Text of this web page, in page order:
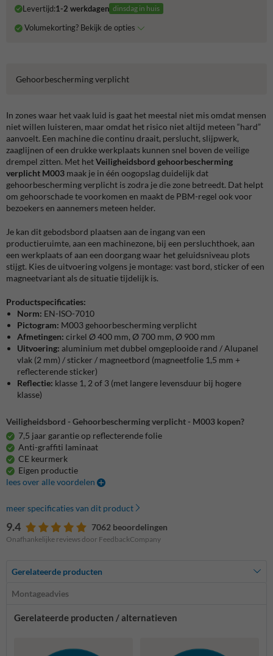
Levertijd:1-2 werkdagen dinsdag in huis
Volumekorting? Bekijk de opties
Gehoorbescherming verplicht
In zones waar het vaak luid is gaat het meestal niet mis omdat mensen
niet willen luisteren, maar omdat het risico niet altijd meteen “hard”
aanvoelt. Een machine die continu draait, perslucht, slijpwerk,
zaaglijnen of een drukke werkplaats kunnen snel boven de veilige
drempel zitten. Met hetVeiligheidsbord gehoorbescherming
verplicht M003 maak je in één oogopslag duidelijk dat
gehoorbescherming verplicht is zodra je die zone betreedt. Dat helpt
om gehoorschade te voorkomen en maakt de PBM-regel ook voor
bezoekers en aannemers meteen helder.
Je kan dit gebodsbord plaatsen aan de ingang van een
productieruimte, aan een machinezone, bij een persluchthoek, aan
een werkplaats of aan een doorgang waar het geluidsniveau plots
stijgt. Kies de uitvoering volgens je montage: vast bord, sticker of een
magneetvariant als de situatie tijdelijk is.
Productspecificaties:
Norm: EN-ISO-7010
Pictogram: M003 gehoorbescherming verplicht
Afmetingen: cirkel Ø 400 mm, Ø 700 mm, Ø 900 mm
Uitvoering: aluminium met dubbel omgeplooide rand / Alupanel
vlak (2 mm) / sticker / magneetbord (magneetfolie 1,5 mm +
reflecterende sticker)
Reflectie: klasse 1, 2 of 3 (met langere levensduur bij hogere
klasse)
Veiligheidsbord - Gehoorbescherming verplicht - M003 kopen?
7,5 jaar garantie op reflecterende folie
Anti-graffiti laminaat
CE keurmerk
Eigen productie
lees over alle voordelen
meer specificaties van dit product
9.4 7062 beoordelingen
Onafhankelijke reviews door FeedbackCompany
Gerelateerde producten
Montageadvies
Gerelateerde producten / alternatieven